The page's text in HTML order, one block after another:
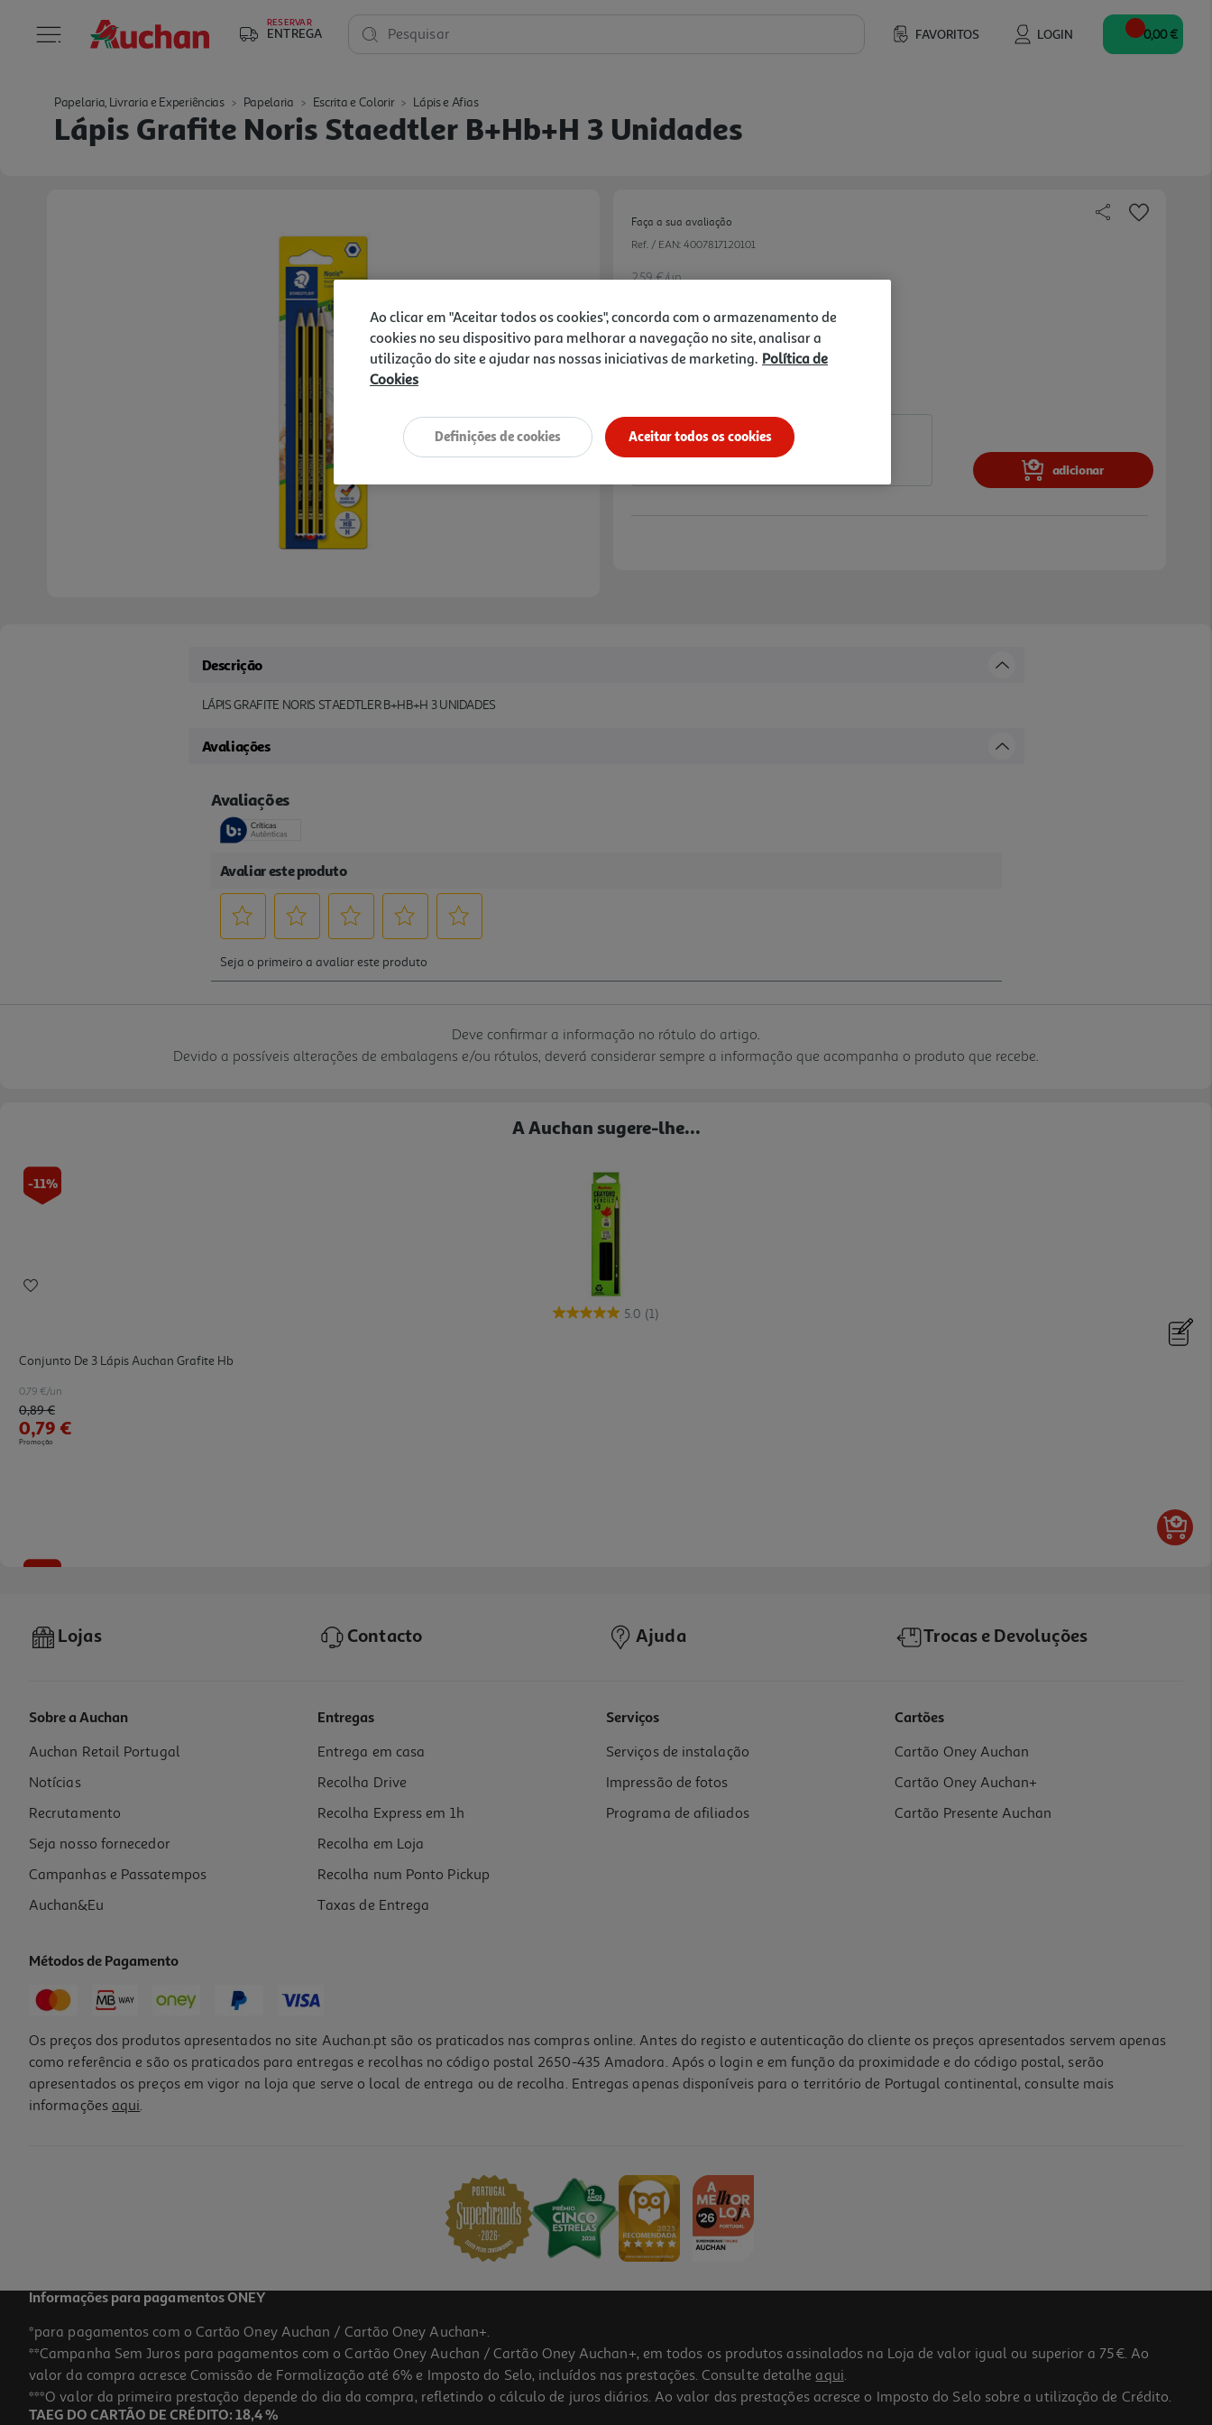
RESERVAR
ENTREGA FAVORITOS LOGIN
Pesquisar 0,00 €
Papelaria, Livraria e Experiências Papelaria Escrita e Colorir Lápis e Afias
Lápis Grafite Noris Staedtler B+hb+h 3 Unidades
Faça a sua avaliação
Ref. / EAN: 4007817120101
2.59 €/un
2,59 €
adicionar
Descrição
LÁPIS GRAFITE NORIS STAEDTLER B+HB+H 3 UNIDADES
Avaliações
Deve confirmar a informação no rótulo do artigo.
Devido a possíveis alterações de embalagens e/ou rótulos, deverá considerar sempre a informação que acompanha o produto que recebe.
A Auchan sugere-lhe...
-11%
5.0 (1)
Conjunto De 3 Lápis Auchan Grafite Hb
0.79 €/un
Price reduced from
0,89 €to
0,79 €
Promoção
Conjunto De 10 Lápis Auchan Grafite Hb
1.69 €/un
1,69 €
-11%
-11%
Lojas Contacto Ajuda Trocas e Devoluções
Sobre a Auchan
Auchan Retail Portugal
Notícias
Recrutamento
Seja nosso fornecedor
Campanhas e Passatempos
Auchan&Eu
Entregas
Entrega em casa
Recolha Drive
Recolha Express em 1h
Recolha em Loja
Recolha num Ponto Pickup
Taxas de Entrega
Serviços
Serviços de instalação
Impressão de fotos
Programa de afiliados
Cartões
Cartão Oney Auchan
Cartão Oney Auchan+
Cartão Presente Auchan
Métodos de Pagamento
Os preços dos produtos apresentados no site Auchan.pt são os praticados nas compras online. Antes do registo e autenticação do cliente os preços apresentados servem apenas
como referência e são os praticados para entregas e recolhas no código postal 2650-435 Amadora. Após o login e em função da proximidade e do código postal, serão
apresentados os preços em vigor na loja que serve o local de entrega ou de recolha. Entregas apenas disponíveis para o território de Portugal continental, consulte mais
informações aqui.
Informações para pagamentos ONEY
*para pagamentos com o Cartão Oney Auchan / Cartão Oney Auchan+.
**Campanha Sem Juros para pagamentos com o Cartão Oney Auchan / Cartão Oney Auchan+, em todos os produtos assinalados na Loja de valor igual ou superior a 75€. Ao
valor da compra acresce Comissão de Formalização até 6% e Imposto do Selo, incluídos nas prestações. Consulte detalhe aqui.
***O valor da primeira prestação depende do dia da compra, refletindo o cálculo de juros diários. Ao valor das prestações acresce o Imposto do Selo sobre a utilização de Crédito.
TAEG DO CARTÃO DE CRÉDITO: 18,4 %
Ao clicar em "Aceitar todos os cookies", concorda com o armazenamento de
cookies no seu dispositivo para melhorar a navegação no site, analisar a
utilização do site e ajudar nas nossas iniciativas de marketing. Política de
Cookies
Aceitar todos os cookies
Definições de cookies